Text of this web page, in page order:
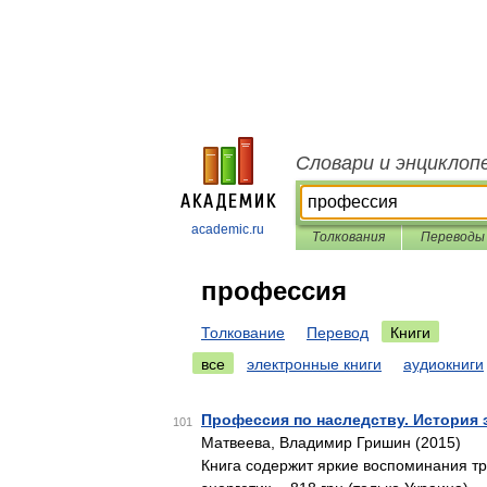
academic.ru
Словари и
Толкования Переводы
профессия
Толкование Перевод
Книги
все
электронные книги аудиокниги
101
Профессия по наследству. История
Матвеева, Владимир Гришин (2015)
Книга содержит яркие воспоминания